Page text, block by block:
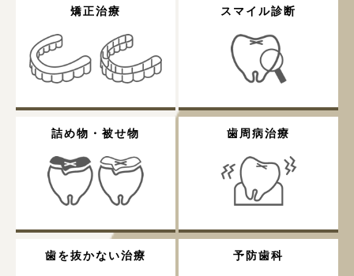
矯正治療 スマイル診断
詰め物・被せ物 歯周病治療
歯を抜かない治療 予防歯科